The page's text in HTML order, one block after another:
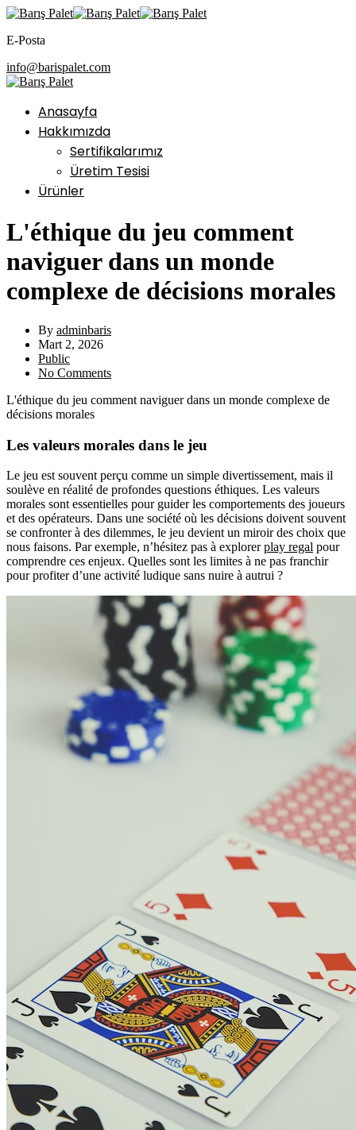
E-Posta
info@barispalet.com
Anasayfa
Hakkımızda
Sertifikalarımız
Üretim Tesisi
Ürünler
L'éthique du jeu comment
naviguer dans un monde
complexe de décisions morales
By adminbaris
Mart 2, 2026
Public
No Comments
L'éthique du jeu comment naviguer dans un monde complexe de
décisions morales
Les valeurs morales dans le jeu
Le jeu est souvent perçu comme un simple divertissement, mais il
soulève en réalité de profondes questions éthiques. Les valeurs
morales sont essentielles pour guider les comportements des joueurs
et des opérateurs. Dans une société où les décisions doivent souvent
se confronter à des dilemmes, le jeu devient un miroir des choix que
nous faisons. Par exemple, n’hésitez pas à explorerplay regal pour
comprendre ces enjeux. Quelles sont les limites à ne pas franchir
pour profiter d’une activité ludique sans nuire à autrui ?